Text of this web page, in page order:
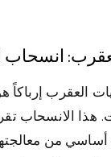
انسحاب
العقرب إرباكاً
الانسحاب
من